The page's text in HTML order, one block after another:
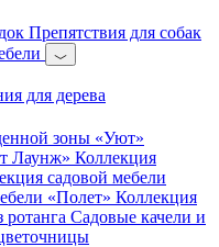
Препятствия для собак
для дерева
зоны «Уют»
Лаунж» Коллекция
садовой мебели
«Полет» Коллекция
ротанга Садовые качели и